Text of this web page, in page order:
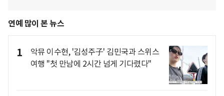
연예 많이 본 뉴스
1
악뮤 이수현, '김성주子' 김민국과 스위스
여행 "첫 만남에 2시간 넘게 기다렸다"